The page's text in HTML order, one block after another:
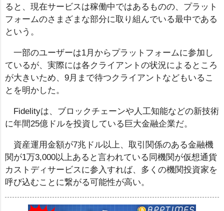
ると、現在サービスは稼働中ではあるものの、プラット
フォームのさまざまな部分に取り組んでいる最中である
という。
一部のユーザーは1月からプラットフォームに参加し
ているが、実際には各クライアントの状況によるところ
が大きいため、9月まで待つクライアントなどもいるこ
とを明かした。
Fidelityは、ブロックチェーンや人工知能などの新技術
に年間25億ドルを投資している巨大金融企業だ。
資産運用金額が7兆ドル以上、取引関係のある金融機
関が1万3,000以上あると言われている同機関が仮想通貨
カストディサービスに参入すれば、多くの機関投資家を
呼び込むことに繋がる可能性が高い。